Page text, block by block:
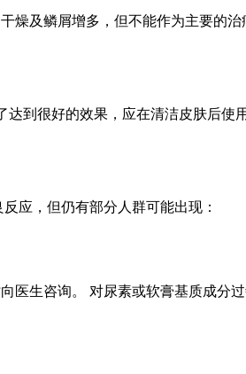
及鳞屑增多，但不能作为主要的
到很好的效果，应在清洁皮肤后
应，但仍有部分人群可能出现：
生咨询。 对尿素或软膏基质成分过